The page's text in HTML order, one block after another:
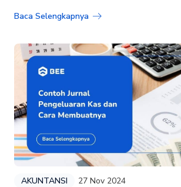
Baca Selengkapnya
AKUNTANSI 27 Nov 2024